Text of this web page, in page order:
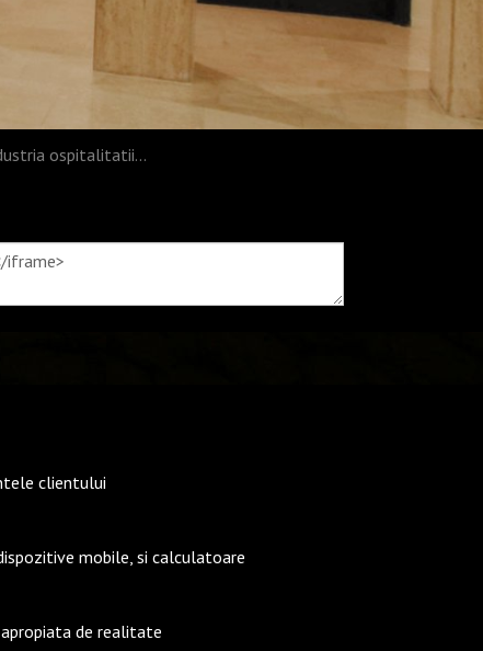
ospitalitatii...
clientului
mobile, si calculatoare
de realitate